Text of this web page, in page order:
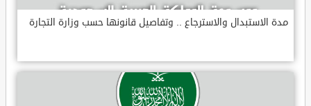
مدة الاستبدال والاسترجاع .. وتفاصيل قانونها حسب وزارة التجارة